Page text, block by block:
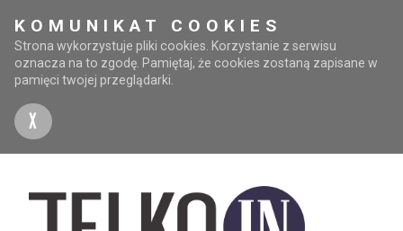
KOMUNIKAT COOKIES
Strona wykorzystuje pliki cookies. Korzystanie z serwisu
oznacza na to zgodę. Pamiętaj, że cookies zostaną zapisane w
pamięci twojej przeglądarki.
X